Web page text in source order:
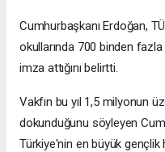
Cumhurbaşkanı Erdoğan,
okullarında 700 binden fazla
imza attığını belirtti.
Vakfın bu yıl 1,5 milyonun
dokunduğunu söyleyen
Türkiye'nin en büyük